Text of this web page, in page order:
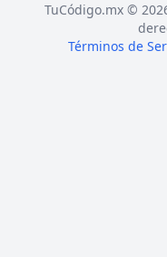
TuCódigo.mx ©
Términos de